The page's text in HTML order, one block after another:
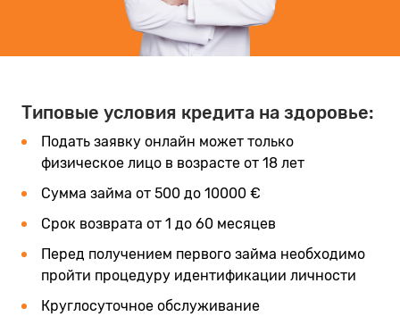
Типовые условия кредита на здоровье:
Подать заявку онлайн может только
физическое лицо в возрасте от 18 лет
Сумма займа от 500 до 10000 €
Срок возврата от 1 до 60 месяцев
Перед получением первого займа необходимо
пройти процедуру идентификации личности
Круглосуточное обслуживание